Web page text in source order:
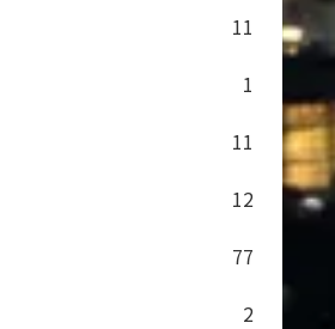
11
1
11
12
77
2